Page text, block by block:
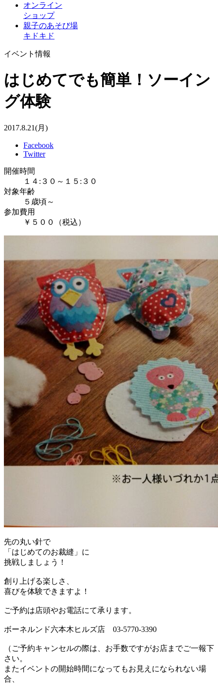
オンライン
ショップ
親子のあそび場
キドキド
イベント情報
はじめてでも簡単！ソーイン
グ体験
2017.8.21(月)
Facebook
Twitter
開催時間
１４:３０～１５:３０
対象年齢
５歳頃～
参加費用
￥５００（税込）
先の丸い針で
「はじめてのお裁縫」に
挑戦しましょう！
創り上げる楽しさ、
喜びを体験できますよ！
ご予約は店頭やお電話にて承ります。
ボーネルンド六本木ヒルズ店 03-5770-3390
（ご予約キャンセルの際は、お手数ですがお店までご一報下
さい。
またイベントの開始時間になってもお見えになられない場
合、